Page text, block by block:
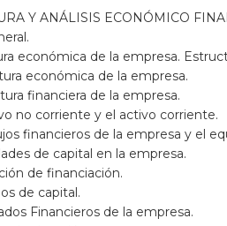
Y ANÁLISIS ECONÓMICO
económica de la empresa.
económica de la empresa.
financiera de la empresa.
no corriente y el activo corriente.
financieros de la empresa y el
de capital en la empresa.
de financiación.
de capital.
Financieros de la empresa.